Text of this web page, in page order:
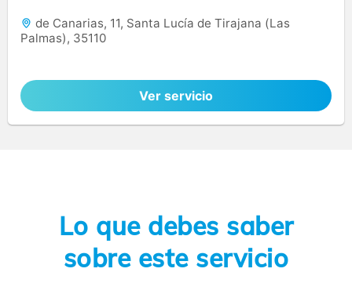
de Canarias, 11, Santa Lucía de Tirajana (Las
Palmas), 35110
Ver servicio
Lo que debes saber
sobre este servicio